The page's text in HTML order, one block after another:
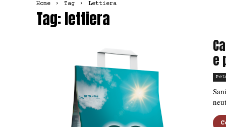
Home Tag Lettiera
Tag: lettiera
e